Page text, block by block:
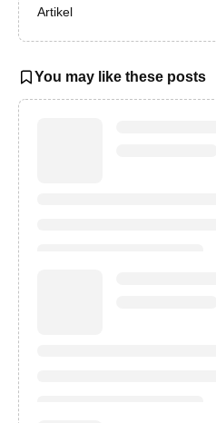
Artikel
You may like these posts